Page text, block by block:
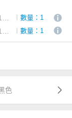
MEGA KING C to C 傳輸充電編織線 1M 白
數量：1
數量：1
色